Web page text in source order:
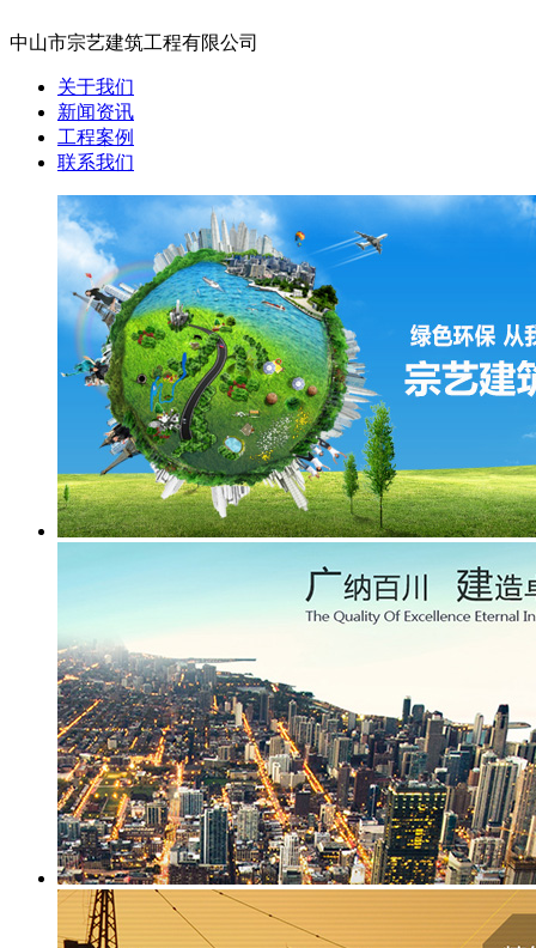
中山市宗艺建筑工程有限公司
关于我们
新闻资讯
工程案例
联系我们